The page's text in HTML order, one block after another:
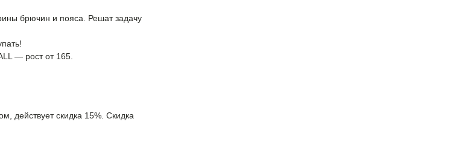
брючин и пояса. Решат задачу
— рост от 165.
действует скидка 15%. Скидка